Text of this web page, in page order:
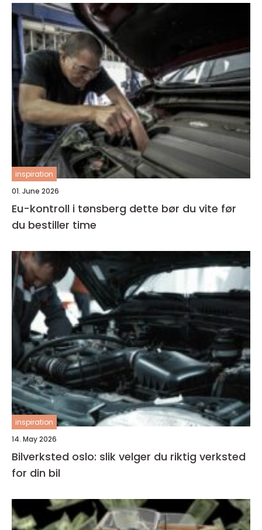
inspiration
01. June 2026
Eu-kontroll i tønsberg dette bør du vite før
du bestiller time
inspiration
14. May 2026
Bilverksted oslo: slik velger du riktig verksted
for din bil